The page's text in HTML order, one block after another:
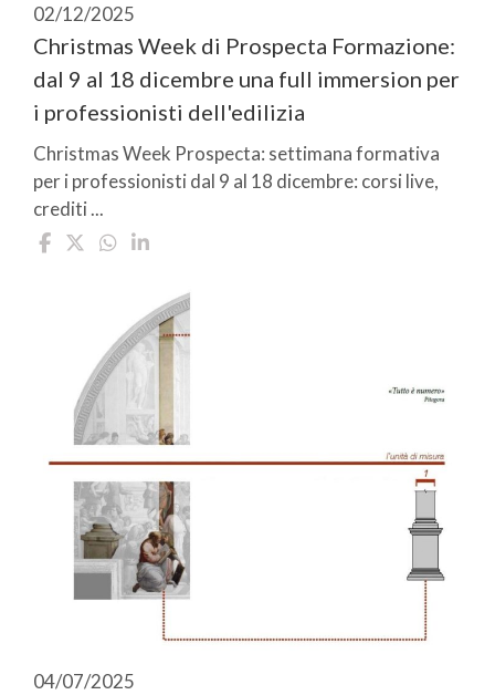
02/12/2025
Christmas Week di Prospecta Formazione:
dal 9 al 18 dicembre una full immersion per
i professionisti dell'edilizia
Christmas Week Prospecta: settimana formativa
per i professionisti dal 9 al 18 dicembre: corsi live,
crediti ...
04/07/2025